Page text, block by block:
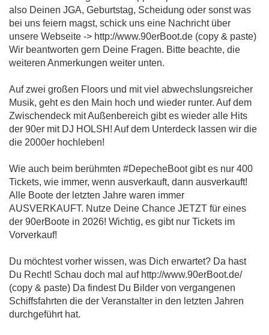
also Deinen JGA, Geburtstag, Scheidung oder sonst was
bei uns feiern magst, schick uns eine Nachricht über
unsere Webseite -> http://www.90erBoot.de (copy & paste)
Wir beantworten gern Deine Fragen. Bitte beachte, die
weiteren Anmerkungen weiter unten.
Auf zwei großen Floors und mit viel abwechslungsreicher
Musik, geht es den Main hoch und wieder runter. Auf dem
Zwischendeck mit Außenbereich gibt es wieder alle Hits
der 90er mit DJ HOLSH! Auf dem Unterdeck lassen wir die
die 2000er hochleben!
Wie auch beim berühmten #DepecheBoot gibt es nur 400
Tickets, wie immer, wenn ausverkauft, dann ausverkauft!
Alle Boote der letzten Jahre waren immer
AUSVERKAUFT. Nutze Deine Chance JETZT für eines
der 90erBoote in 2026! Wichtig, es gibt nur Tickets im
Vorverkauf!
Du möchtest vorher wissen, was Dich erwartet? Da hast
Du Recht! Schau doch mal auf http://www.90erBoot.de/
(copy & paste) Da findest Du Bilder von vergangenen
Schiffsfahrten die der Veranstalter in den letzten Jahren
durchgeführt hat.